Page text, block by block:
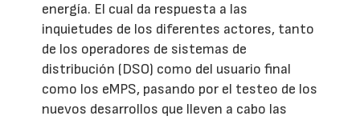
energía. El cual da respuesta a las
inquietudes de los diferentes actores, tanto
de los operadores de sistemas de
distribución (DSO) como del usuario final
como los eMPS, pasando por el testeo de los
nuevos desarrollos que lleven a cabo las